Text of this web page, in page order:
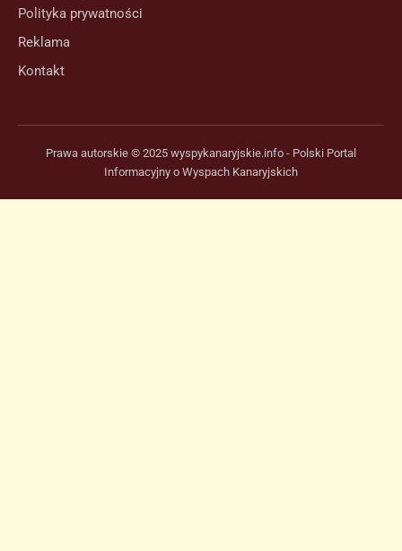
Polityka prywatności
Reklama
Kontakt
Prawa autorskie © 2025 wyspykanaryjskie.info - Polski Portal
Informacyjny o Wyspach Kanaryjskich